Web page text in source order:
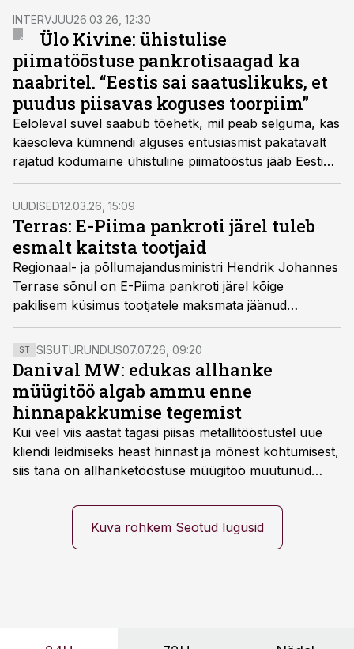
INTERVJUU26.03.26, 12:30
Ülo Kivine: ühistulise
piimatööstuse pankrotisaagad ka
naabritel. “Eestis sai saatuslikuks, et
puudus piisavas koguses toorpiim”
Eeloleval suvel saabub tõehetk, mil peab selguma, kas
käesoleva kümnendi alguses entusiasmist pakatavalt
rajatud kodumaine ühistuline piimatööstus jääb Eesti
farmerite kätte või tuleb ostja piiri tagant.
UUDISED12.03.26, 15:09
Terras: E-Piima pankroti järel tuleb
esmalt kaitsta tootjaid
Regionaal- ja põllumajandusministri Hendrik Johannes
Terrase sõnul on E-Piima pankroti järel kõige
pakilisem küsimus tootjatele maksmata jäänud
piimaraha, sest osal ettevõtetel on raha saamata juba
eelmise aasta lõpust.
ST SISUTURUNDUS07.07.26, 09:20
Danival MW: edukas allhanke
müügitöö algab ammu enne
hinnapakkumise tegemist
Kui veel viis aastat tagasi piisas metallitööstustel uue
kliendi leidmiseks heast hinnast ja mõnest kohtumisest,
siis täna on allhanketööstuse müügitöö muutunud
kasvanud, kliendid kaaluvad otsuseid põhjalikumalt
ning partnerit ei valita enam ainult tootmisvõimekuse
või hinnakirja järgi.
Kuva rohkem Seotud lugusid